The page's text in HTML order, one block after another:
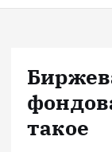
с
такое